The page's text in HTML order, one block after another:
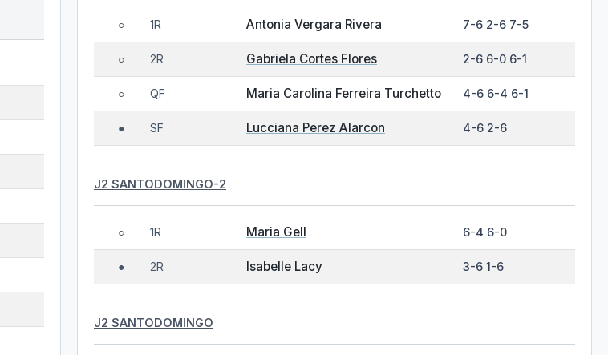
○ 1R Antonia Vergara Rivera 7-6 2-6 7-5
○ 2R Gabriela Cortes Flores 2-6 6-0 6-1
○ QF Maria Carolina Ferreira Turchetto 4-6 6-4 6-1
● SF Lucciana Perez Alarcon 4-6 2-6
J2 SANTODOMINGO-2
○ 1R Maria Gell 6-4 6-0
● 2R Isabelle Lacy 3-6 1-6
J2 SANTODOMINGO